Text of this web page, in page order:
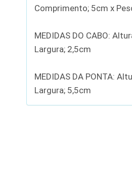
Comprimento; 5cm x
MEDIDAS DO CABO:
Largura; 2,5cm
MEDIDAS DA PONTA:
Largura; 5,5cm